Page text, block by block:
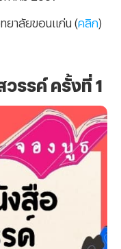
ยาลัยขอนแก่น (คลิก)
รรค์ ครั้งที่ 1